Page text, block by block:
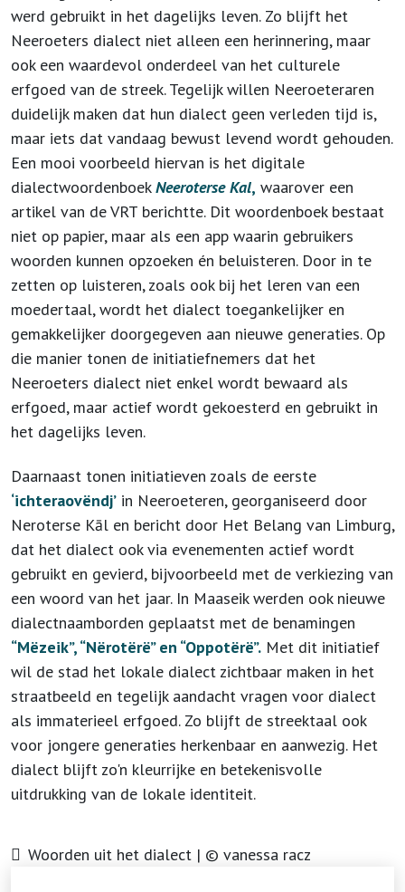
werd gebruikt in het dagelijks leven. Zo blijft het
Neeroeters dialect niet alleen een herinnering, maar
ook een waardevol onderdeel van het culturele
erfgoed van de streek. Tegelijk willen Neeroeteraren
duidelijk maken dat hun dialect geen verleden tijd is,
maar iets dat vandaag bewust levend wordt gehouden.
Een mooi voorbeeld hiervan is het digitale
dialectwoordenboekNeeroterse Kal, waarover een
artikel van de VRT berichtte. Dit woordenboek bestaat
niet op papier, maar als een app waarin gebruikers
woorden kunnen opzoeken én beluisteren. Door in te
zetten op luisteren, zoals ook bij het leren van een
moedertaal, wordt het dialect toegankelijker en
gemakkelijker doorgegeven aan nieuwe generaties. Op
die manier tonen de initiatiefnemers dat het
Neeroeters dialect niet enkel wordt bewaard als
erfgoed, maar actief wordt gekoesterd en gebruikt in
het dagelijks leven.
Daarnaast tonen initiatieven zoals de eerste
‘ichteraovëndj’ in Neeroeteren, georganiseerd door
Neroterse Kāl en bericht door Het Belang van Limburg,
dat het dialect ook via evenementen actief wordt
gebruikt en gevierd, bijvoorbeeld met de verkiezing van
een woord van het jaar.In Maaseik werden ook nieuwe
dialectnaamborden geplaatst met de benamingen
“Mëzeik”, “Nërotërë” en “Oppotërë”. Met dit initiatief
wil de stad het lokale dialect zichtbaar maken in het
straatbeeld en tegelijk aandacht vragen voor dialect
als immaterieel erfgoed. Zo blijft de streektaal ook
voor jongere generaties herkenbaar en aanwezig. Het
dialect blijft zo'n kleurrijke en betekenisvolle
uitdrukking van de lokale identiteit.
Woorden uit het dialect | © vanessa racz